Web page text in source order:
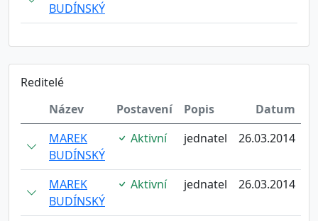
BUDÍNSKÝ
Reditelé
Název
Postavení Popis
Datum
MAREK
BUDÍNSKÝ
Aktivní jednatel 26.03.2014
MAREK
BUDÍNSKÝ
Aktivní jednatel 26.03.2014